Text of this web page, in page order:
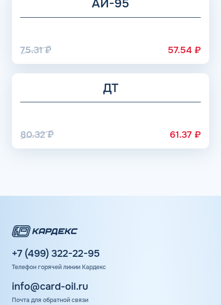
АИ-95
75.31₽ 57.54 ₽
ДТ
80.32₽ 61.37 ₽
+7 (499) 322-22-95
Телефон горячей линии Кардекс
info@card-oil.ru
Почта для обратной связи